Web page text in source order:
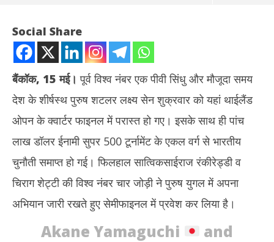
थाईलैंड ओपन : सिंधु व लक्ष्य की हार से एकल में भारतीय चुनौती खत्म, सात्विक-
चिराग सेमीफाइनल में पहुंचे
Social Share
बैंकॉक, 15 मई। पूर्व विश्व नंबर एक पीवी सिंधु और मौजूदा समय
देश के शीर्षस्थ पुरुष शटलर लक्ष्य सेन शुक्रवार को यहां थाईलैंड
ओपन के क्वार्टर फाइनल में परास्त हो गए। इसके साथ ही पांच
लाख डॉलर ईनामी सुपर 500 टूर्नामेंट के एकल वर्ग से भारतीय
चुनौती समाप्त हो गई। फिलहाल सात्विकसाईराज रंकीरेड्डी व
चिराग शेट्टी की विश्व नंबर चार जोड़ी ने पुरुष युगल में अपना
अभियान जारी रखते हुए सेमीफाइनल में प्रवेश कर लिया है।
Akane Yamaguchi
and